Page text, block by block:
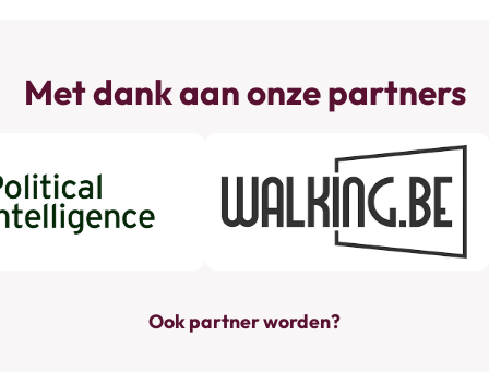
Met dank aan onze partners
Ook partner worden?